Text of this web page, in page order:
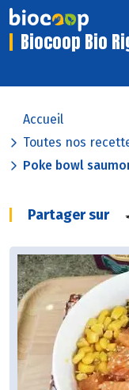
Biocoop Bio
Accueil
Toutes nos
Poke bowl
Partager sur